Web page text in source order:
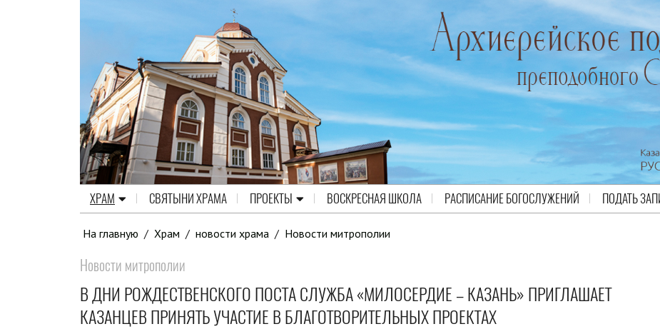
ХРАМ СВЯТЫНИ ХРАМА ПРОЕКТЫ ВОСКРЕСНАЯ ШКОЛА РАСПИСАНИЕ БОГОСЛУЖЕНИЙ ПОДАТЬ
На главную / Храм / новости храма / Новости митрополии
Новости митрополии
В ДНИ РОЖДЕСТВЕНСКОГО ПОСТА СЛУЖБА «МИЛОСЕРДИЕ – КАЗАНЬ» ПРИГЛАШАЕТ
КАЗАНЦЕВ ПРИНЯТЬ УЧАСТИЕ В БЛАГОТВОРИТЕЛЬНЫХ ПРОЕКТАХ